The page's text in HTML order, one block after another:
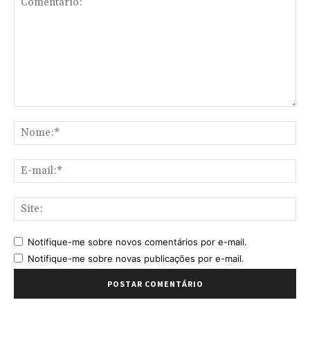
Notifique-me sobre novos comentários por e-mail.
Notifique-me sobre novas publicações por e-mail.